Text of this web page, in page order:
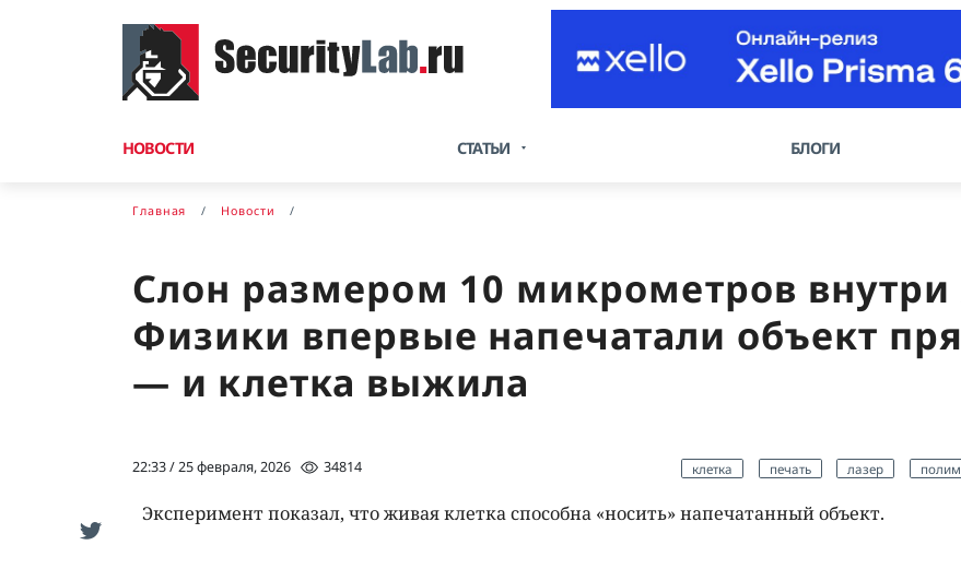
НОВОСТИ СТАТЬИ БЛОГИ
Главная Новости
Слон размером 10 микрометров
Физики впервые напечатали объект
— и клетка выжила
22:33 / 25 февраля, 2026 34814 клетка печать лазер
Эксперимент показал, что живая клетка способна «носить» напечатанный объект.